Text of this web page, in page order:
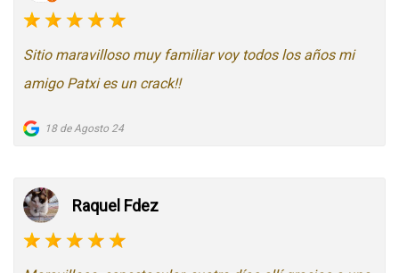
Sitio maravilloso muy familiar voy todos los años mi
amigo Patxi es un crack!!
18 de Agosto 24
Raquel Fdez